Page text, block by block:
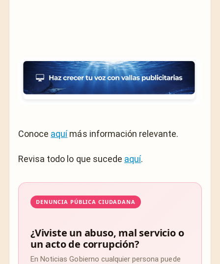
Conoce aquímás información relevante.
Revisa todo lo que sucede aquí.
DENUNCIA PÚBLICA CIUDADANA
¿Viviste un abuso, mal servicio o
un acto de corrupción?
En Noticias Gobierno cualquier persona puede